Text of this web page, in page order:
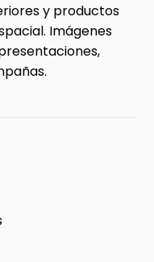
y productos
Imágenes